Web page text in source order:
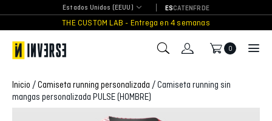
content
THE CUSTOM LAB - Entrega en 4 semanas
Estados Unidos (EEUU) ESCATENFRDE
0
Inicio /Camiseta running personalizada / Camiseta running sin
mangas personalizada PULSE (HOMBRE)